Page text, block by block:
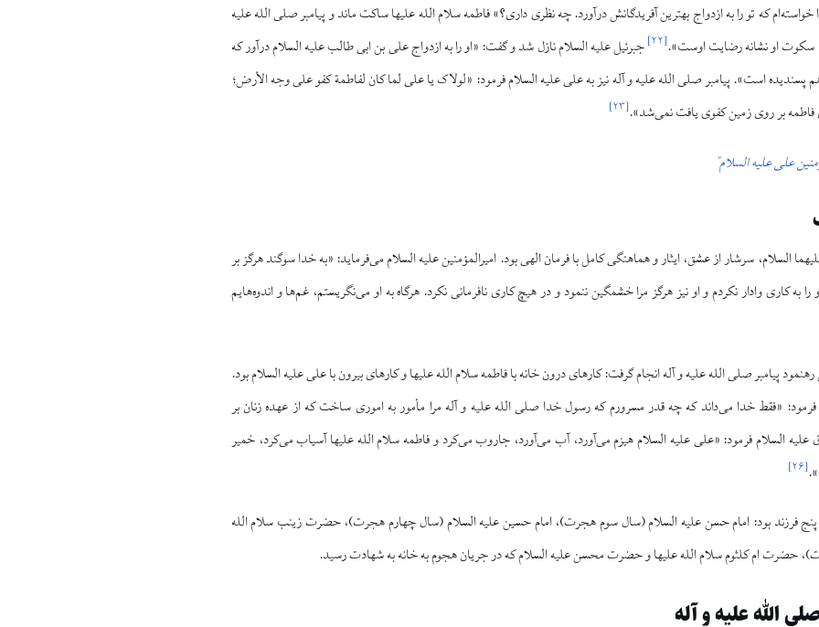
که تو را به ازدواج بهترین آفریدگانش درآورد. چه نظری داری؟» فاطمه سلام الله علیها ساکت ماند و پیامبر صلی الله علیه
سکوت او نشانه رضایت اوست».[۲۲]جبرئیل علیه السلام نازل شد و گفت: «او را به ازدواج علی بن ابی طالب علیه السلام درآور که
پسندیده است». پیامبر صلی الله علیه و آله نیز به علی علیه السلام فرمود: «لولاک یا علی لما کان لفاطمة کفو علی وجه الأرض؛
فاطمه بر روی زمین کفوی یافت نمی‌شد».[۲۳]
علی علیه السلام"
السلام، سرشار از عشق، ایثار و هماهنگی کامل با فرمان الهی بود. امیرالمؤمنین علیه السلام می‌فرماید: «به خدا سوگند هرگز بر
به کاری وادار نکردم و او نیز هرگز مرا خشمگین ننمود و در هیچ کاری نافرمانی نکرد. هرگاه به او می‌نگریستم، غم‌ها و اندوه‌هایم
پیامبر صلی الله علیه و آله انجام گرفت: کارهای درون خانه با فاطمه سلام الله علیها و کارهای بیرون با علی علیه السلام بود.
فرمود: «فقط خدا می‌داند که چه قدر مسرورم که رسول خدا صلی الله علیه و آله مرا مأمور به اموری ساخت که از عهده زنان بر
علیه السلام فرمود: «علی علیه السلام هیزم می‌آورد، آب می‌آورد، جاروب می‌کرد و فاطمه سلام الله علیها آسیاب می‌کرد، خمیر
[۲۶]
پنج فرزند بود: امام حسن علیه السلام (سال سوم هجرت)، امام حسین علیه السلام (سال چهارم هجرت)، حضرت زینب سلام الله
حضرت ام کلثوم سلام الله علیها و حضرت محسن علیه السلام که در جریان هجوم به خانه به شهادت رسید.
الله علیه و آله